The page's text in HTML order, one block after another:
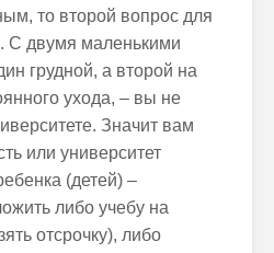
то второй вопрос для
С двумя маленькими
грудной, а второй на
ухода, – вы не
Значит вам
или университет
(детей) –
либо учебу на
отсрочку), либо